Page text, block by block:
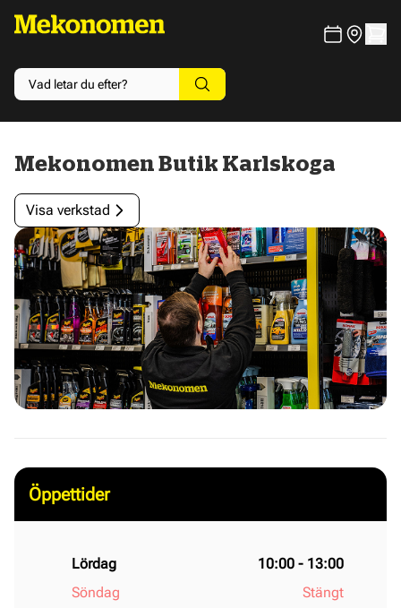
Mekonomen Butik Karlskoga
Visa verkstad
Öppettider
Lördag
10:00 - 13:00
Söndag
Stängt